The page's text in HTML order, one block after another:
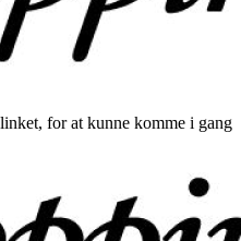
for at kunne komme i gang